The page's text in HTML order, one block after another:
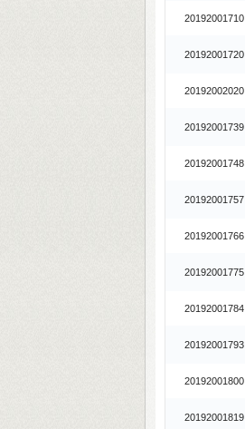
20192001710
20192001720
20192002020
20192001739
20192001748
20192001757
20192001766
20192001775
20192001784
20192001793
20192001800
20192001819